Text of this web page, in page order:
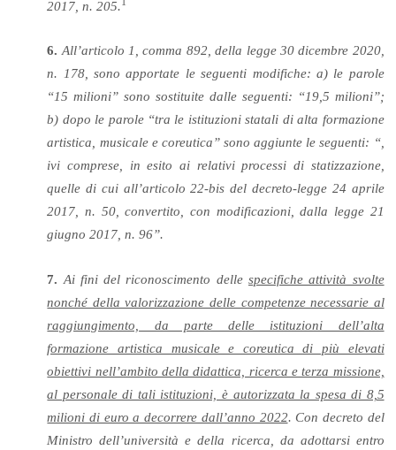
2017, n. 205.
6. All’articolo 1, comma 892, della legge 30 dicembre 2020,
n. 178, sono apportate le seguenti modifiche: a) le parole
“15 milioni” sono sostituite dalle seguenti: “19,5 milioni”;
b) dopo le parole “tra le istituzioni statali di alta formazione
artistica, musicale e coreutica” sono aggiunte le seguenti: “,
ivi comprese, in esito ai relativi processi di statizzazione,
quelle di cui all’articolo 22-bis del decreto-legge 24 aprile
2017, n. 50, convertito, con modificazioni, dalla legge 21
giugno 2017, n. 96”.
7. Ai fini del riconoscimento dellespecifiche attività svolte
nonché della valorizzazione delle competenze necessarie al
raggiungimento, da parte delle istituzioni dell’alta
formazione artistica musicale e coreutica di più elevati
obiettivi nell’ambito della didattica, ricerca e terza missione,
al personale di tali istituzioni, è autorizzata la spesa di 8,5
milioni di euro a decorrere dall’anno 2022. Con decreto del
Ministro dell’università e della ricerca, da adottarsi entro